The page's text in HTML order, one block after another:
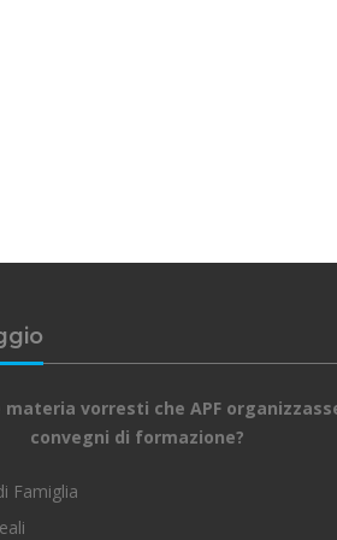
materia vorresti che APF
convegni di formazione?
Famiglia